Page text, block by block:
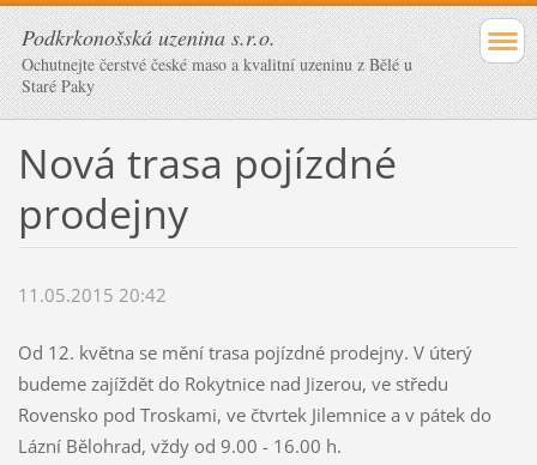
Podkrkonošská uzenina s.r.o.
Ochutnejte čerstvé české maso a kvalitní uzeninu z Bělé u
Staré Paky
Nová trasa pojízdné
prodejny
11.05.2015 20:42
Od 12. května se mění trasa pojízdné prodejny. V úterý
budeme zajíždět do Rokytnice nad Jizerou, ve středu
Rovensko pod Troskami, ve čtvrtek Jilemnice a v pátek do
Lázní Bělohrad, vždy od 9.00 - 16.00 h.